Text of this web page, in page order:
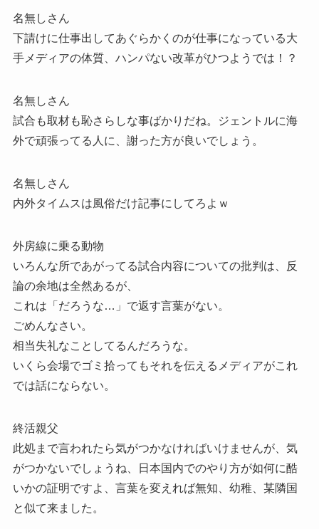
名無しさん
下請けに仕事出してあぐらかくのが仕事になっている大
手メディアの体質、ハンパない改革がひつようでは！？
名無しさん
試合も取材も恥さらしな事ばかりだね。ジェントルに海
外で頑張ってる人に、謝った方が良いでしょう。
名無しさん
内外タイムスは風俗だけ記事にしてろよｗ
外房線に乗る動物
いろんな所であがってる試合内容についての批判は、反
論の余地は全然あるが、
これは「だろうな…」で返す言葉がない。
ごめんなさい。
相当失礼なことしてるんだろうな。
いくら会場でゴミ拾ってもそれを伝えるメディアがこれ
では話にならない。
終活親父
此処まで言われたら気がつかなければいけませんが、気
がつかないでしょうね、日本国内でのやり方が如何に酷
いかの証明ですよ、言葉を変えれば無知、幼稚、某隣国
と似て来ました。